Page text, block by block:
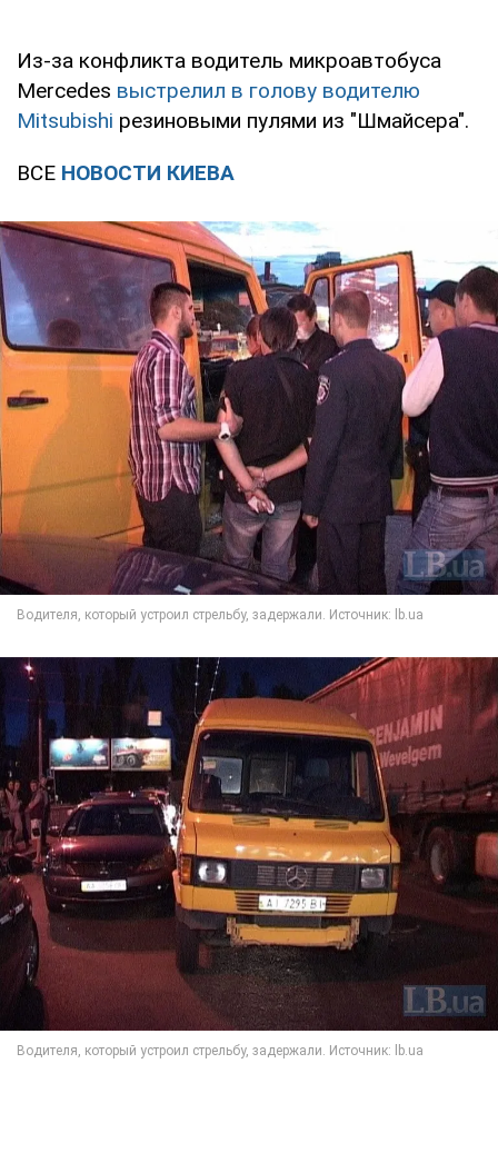
Из-за конфликта водитель микроавтобуса
Mercedes выстрелил в голову водителю
Mitsubishi резиновыми пулями из "Шмайсера".
ВСЕ НОВОСТИ КИЕВА